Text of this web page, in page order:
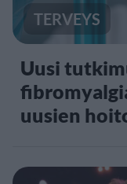
TERVEYS
Uusi
uusien